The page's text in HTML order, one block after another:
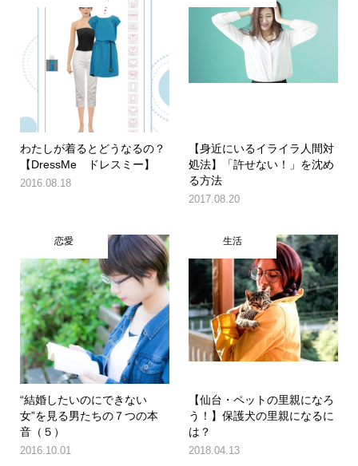
わたしが着るとどうなるの？
【DressMe ドレスミー】
2016.08.18
【身近にいるイライラ人間対
処法】「許せない！」を沈め
る方法
2017.08.20
恋愛
“結婚したいのにできない
女”を見る男たちの７つの本
音（５）
2016.10.01
生活
【仙台・ペットの里親になろ
う！】保護犬の里親になるに
は？
2018.04.13